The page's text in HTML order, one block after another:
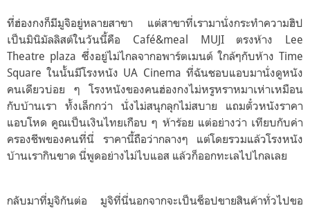
ที่ฮ่องกงก็มีมูจิอยู่หลายสาขา แต่สาขาที่เรามานั่งกระทำความฮิป
เป็นมินิมัลลิสต์ในวันนี้คือ Café&meal MUJI ตรงห้าง Lee
Theatre plaza ซึ่งอยู่ไม่ไกลจากอพาร์ตเมนต์ ใกล้ๆกับห้าง Time
Square ในนั้นมีโรงหนัง UA Cinema ที่ฉันชอบแอบมานั่งดูหนัง
คนเดียวบ่อย ๆ โรงหนังของคนฮ่องกงไม่หรูหราหมาเห่าเหมือน
กับบ้านเรา ทั้งเล็กกว่า นั่งไม่สนุกลุกไม่สบาย แถมตั๋วหนังราคา
แอบโหด คูณเป็นเงินไทยเกือบ ๆ ห้าร้อย แต่อย่างว่า เทียบกับค่า
ครองชีพของคนที่นี่ ราคานี้ถือว่ากลางๆ แต่โดยรวมแล้วโรงหนัง
บ้านเรากินขาด นี่พูดอย่างไม่ไบแอส แล้วก็ออกทะเลไปไกลเลย
กลับมาที่มูจิกันต่อ มูจิที่นี่นอกจากจะเป็นช็อปขายสินค้าทั่วไปขอ